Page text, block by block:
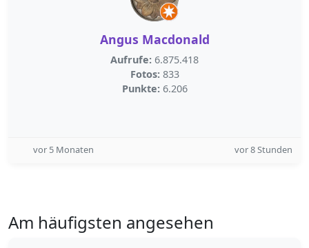
Angus Macdonald
Aufrufe: 6.875.418
Fotos: 833
Punkte: 6.206
vor 5 Monaten vor 8 Stunden
Am häufigsten angesehen